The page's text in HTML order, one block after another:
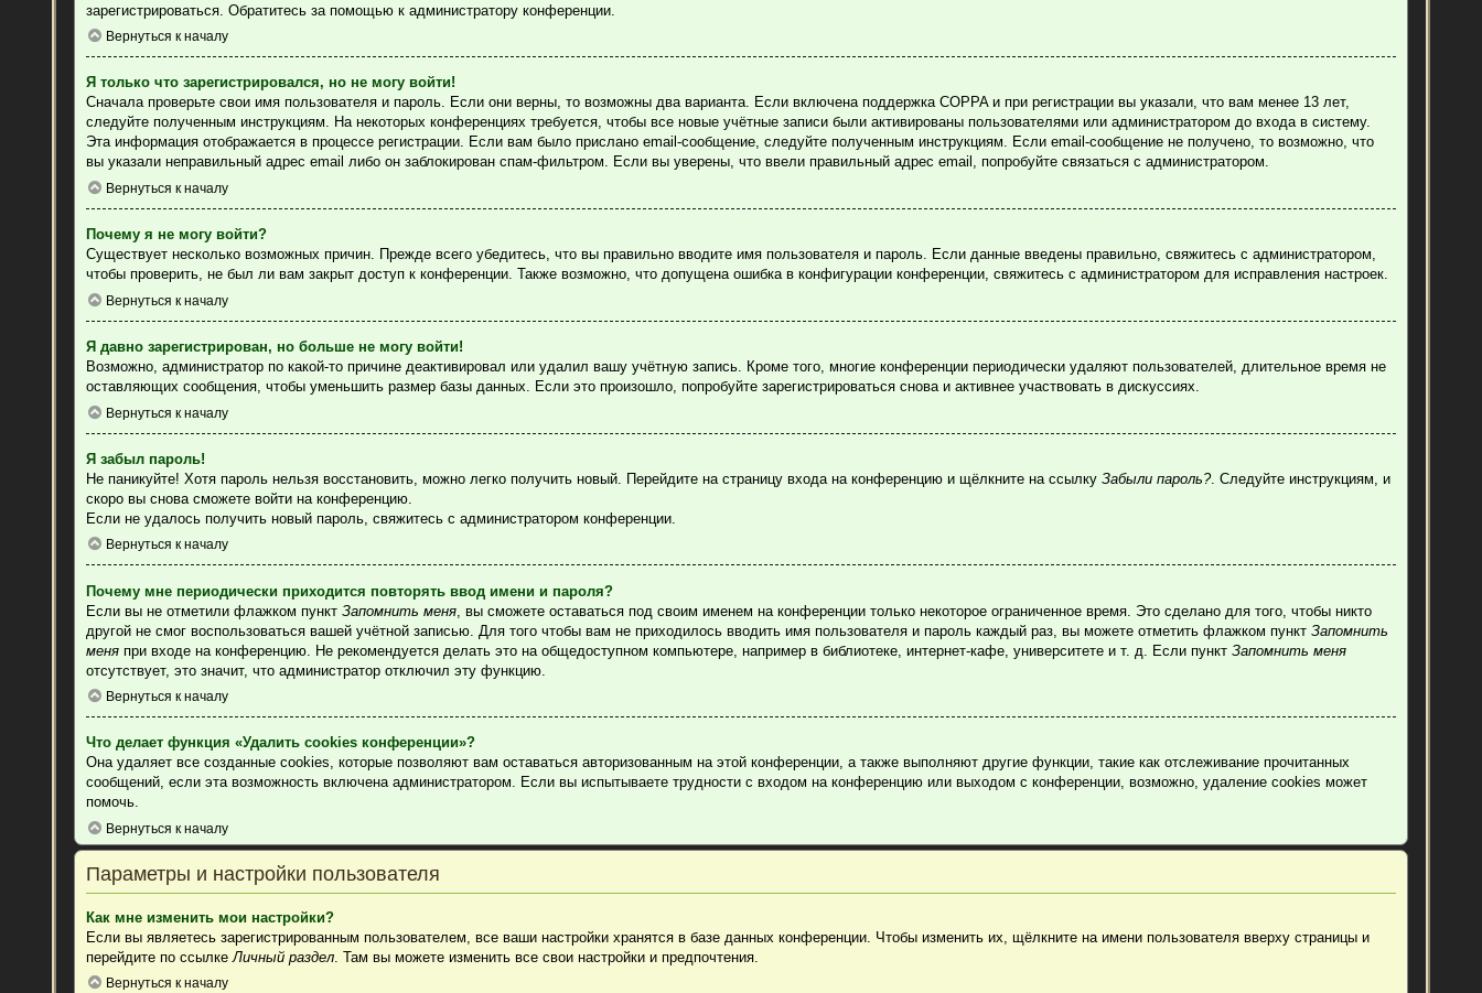
зарегистрироваться. Обратитесь за помощью к администратору конференции.
Вернуться к началу
Я только что зарегистрировался, но не могу войти!
Сначала проверьте свои имя пользователя и пароль. Если они верны, то возможны два варианта. Если включена поддержка COPPA и при регистрации вы указали, что вам менее 13 лет,
следуйте полученным инструкциям. На некоторых конференциях требуется, чтобы все новые учётные записи были активированы пользователями или администратором до входа в систему.
Эта информация отображается в процессе регистрации. Если вам было прислано email-сообщение, следуйте полученным инструкциям. Если email-сообщение не получено, то возможно, что
вы указали неправильный адрес email либо он заблокирован спам-фильтром. Если вы уверены, что ввели правильный адрес email, попробуйте связаться с администратором.
Вернуться к началу
Почему я не могу войти?
Существует несколько возможных причин. Прежде всего убедитесь, что вы правильно вводите имя пользователя и пароль. Если данные введены правильно, свяжитесь с администратором,
чтобы проверить, не был ли вам закрыт доступ к конференции. Также возможно, что допущена ошибка в конфигурации конференции, свяжитесь с администратором для исправления настроек.
Вернуться к началу
Я давно зарегистрирован, но больше не могу войти!
Возможно, администратор по какой-то причине деактивировал или удалил вашу учётную запись. Кроме того, многие конференции периодически удаляют пользователей, длительное время не
оставляющих сообщения, чтобы уменьшить размер базы данных. Если это произошло, попробуйте зарегистрироваться снова и активнее участвовать в дискуссиях.
Вернуться к началу
Я забыл пароль!
Не паникуйте! Хотя пароль нельзя восстановить, можно легко получить новый. Перейдите на страницу входа на конференцию и щёлкните на ссылкуЗабыли пароль?. Следуйте инструкциям, и
скоро вы снова сможете войти на конференцию.
Если не удалось получить новый пароль, свяжитесь с администратором конференции.
Вернуться к началу
Почему мне периодически приходится повторять ввод имени и пароля?
Если вы не отметили флажком пунктЗапомнить меня , вы сможете оставаться под своим именем на конференции только некоторое ограниченное время. Это сделано для того, чтобы никто
другой не смог воспользоваться вашей учётной записью. Для того чтобы вам не приходилось вводить имя пользователя и пароль каждый раз, вы можете отметить флажком пунктЗапомнить
меня при входе на конференцию. Не рекомендуется делать это на общедоступном компьютере, например в библиотеке, интернет-кафе, университете и т. д. Если пунктЗапомнить меня
отсутствует, это значит, что администратор отключил эту функцию.
Вернуться к началу
Что делает функция «Удалить cookies конференции»?
Она удаляет все созданные cookies, которые позволяют вам оставаться авторизованным на этой конференции, а также выполняют другие функции, такие как отслеживание прочитанных
сообщений, если эта возможность включена администратором. Если вы испытываете трудности с входом на конференцию или выходом с конференции, возможно, удаление cookies может
помочь.
Вернуться к началу
Параметры и настройки пользователя
Как мне изменить мои настройки?
Если вы являетесь зарегистрированным пользователем, все ваши настройки хранятся в базе данных конференции. Чтобы изменить их, щёлкните на имени пользователя вверху страницы и
перейдите по ссылкеЛичный раздел . Там вы можете изменить все свои настройки и предпочтения.
Вернуться к началу